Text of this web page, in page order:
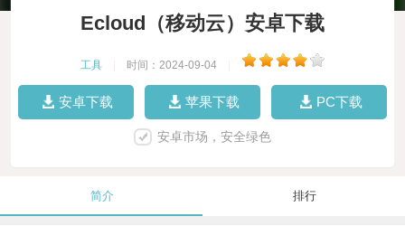
Ecloud（移动云）安卓下载
工具 时间：2024-09-04
安卓下载 苹果下载 PC下载
安卓市场，安全绿色
简介 排行